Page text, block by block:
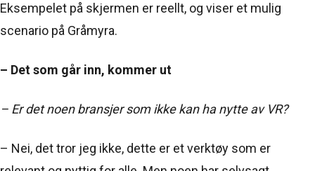
Eksempelet på skjermen er reellt, og viser et mulig
scenario på Gråmyra.
– Det som går inn, kommer ut
– Er det noen bransjer som ikke kan ha nytte av VR?
– Nei, det tror jeg ikke, dette er et verktøy som er